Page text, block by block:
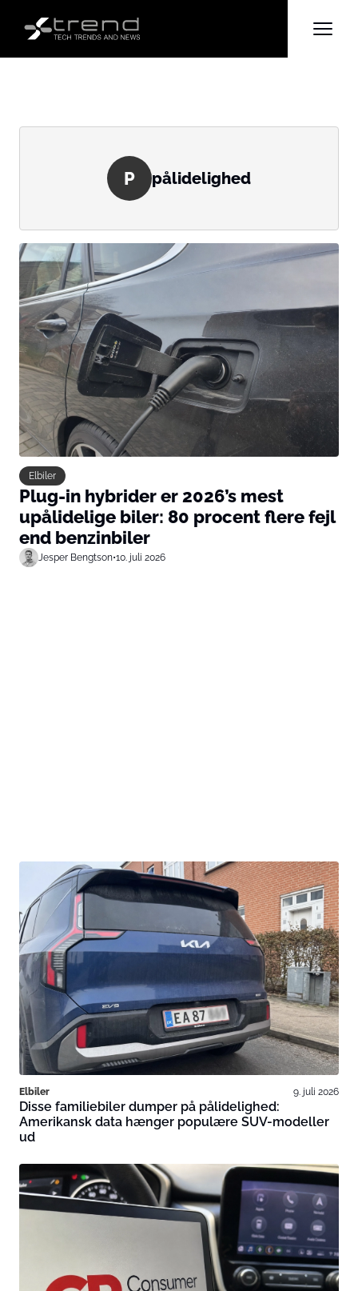
P pålidelighed
Elbiler
Plug-in hybrider er 2026’s mest
upålidelige biler: 80 procent flere fejl
end benzinbiler
Jesper Bengtson•10. juli 2026
Elbiler 9. juli 2026
Disse familiebiler dumper på pålidelighed:
Amerikansk data hænger populære SUV-modeller
ud